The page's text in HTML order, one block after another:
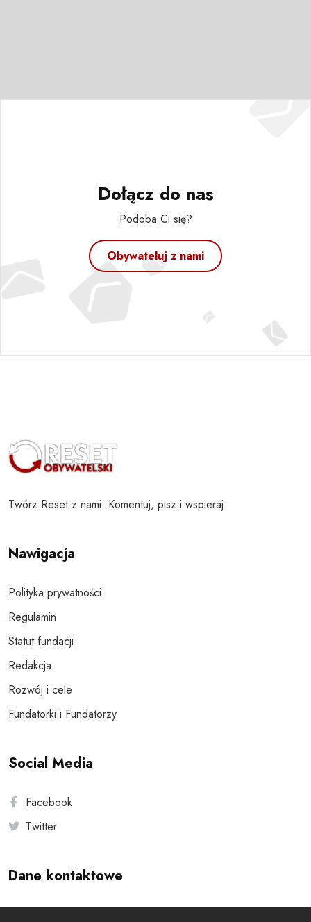
Dołącz do nas
Podoba Ci się?
Obywateluj z nami
Twórz Reset z nami. Komentuj, pisz i wspieraj
Nawigacja
Polityka prywatności
Regulamin
Statut fundacji
Redakcja
Rozwój i cele
Fundatorki i Fundatorzy
Social Media
Facebook
Twitter
Dane kontaktowe